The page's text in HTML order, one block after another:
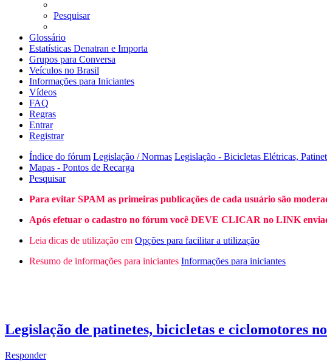
Pesquisar
Glossário
Estatísticas Denatran e Importa
Grupos para Conversa
Veículos no Brasil
Informações para Iniciantes
Vídeos
FAQ
Regras
Entrar
Registrar
Índice do fórum Legislação / Normas Legislação - Bicicletas Elétricas,
Mapas - Pontos de Recarga
Pesquisar
Para evitar SPAM as primeiras publicações de cada usuário são
Após efetuar o cadastro no fórum você DEVE CLICAR no LINK
Leia dicas de utilização em Opções para facilitar a utilização
Resumo de informações para iniciantes Informações para iniciantes
Legislação de patinetes, bicicletas e ciclomotores
Responder